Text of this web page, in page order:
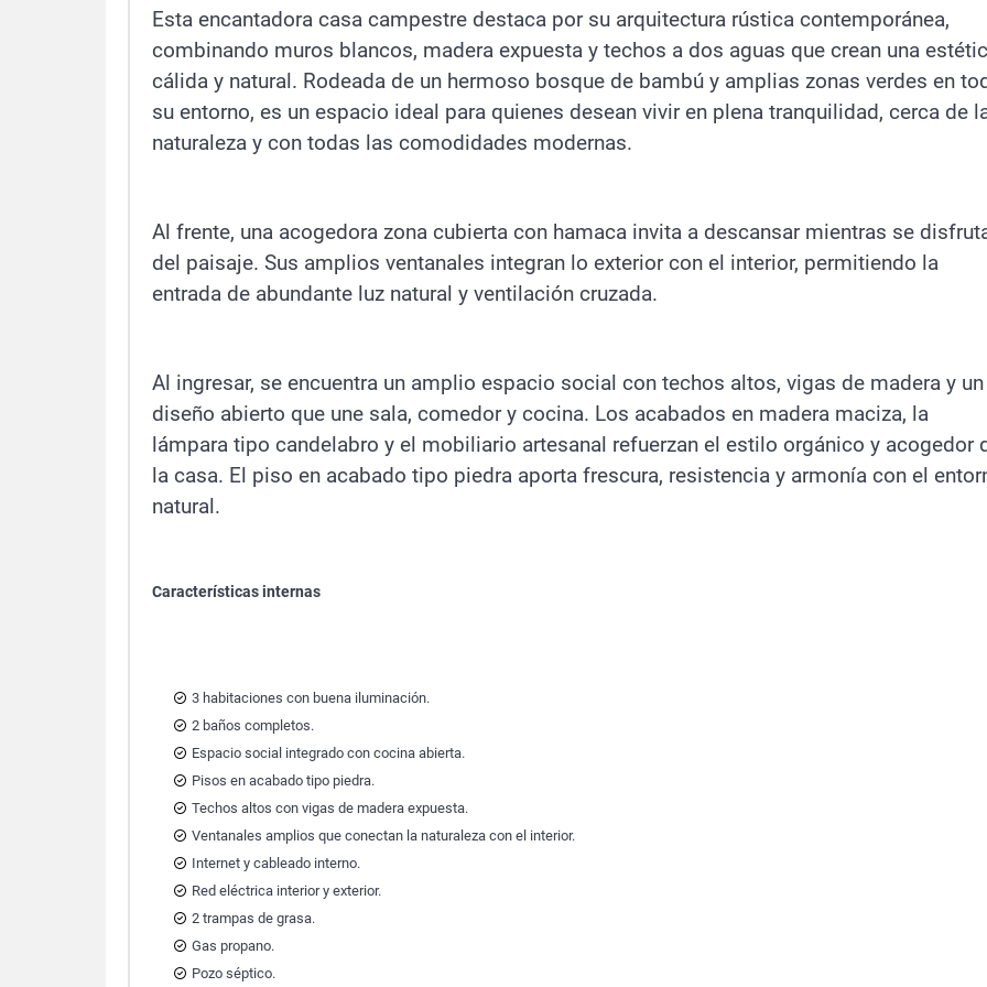
Esta encantadora casa campestre destaca por su arquitectura rústica contemporánea,
combinando muros blancos, madera expuesta y techos a dos aguas que crean una
cálida y natural. Rodeada de un hermoso bosque de bambú y amplias zonas verdes en
su entorno, es un espacio ideal para quienes desean vivir en plena tranquilidad, cerca de
naturaleza y con todas las comodidades modernas.
Al frente, una acogedora zona cubierta con hamaca invita a descansar mientras se
del paisaje. Sus amplios ventanales integran lo exterior con el interior, permitiendo la
entrada de abundante luz natural y ventilación cruzada.
Al ingresar, se encuentra un amplio espacio social con techos altos, vigas de madera y un
diseño abierto que une sala, comedor y cocina. Los acabados en madera maciza, la
lámpara tipo candelabro y el mobiliario artesanal refuerzan el estilo orgánico y acogedor
la casa. El piso en acabado tipo piedra aporta frescura, resistencia y armonía con el
natural.
Características internas
3 habitaciones con buena iluminación.
2 baños completos.
Espacio social integrado con cocina abierta.
Pisos en acabado tipo piedra.
Techos altos con vigas de madera expuesta.
Ventanales amplios que conectan la naturaleza con el interior.
Internet y cableado interno.
Red eléctrica interior y exterior.
2 trampas de grasa.
Gas propano.
Pozo séptico.